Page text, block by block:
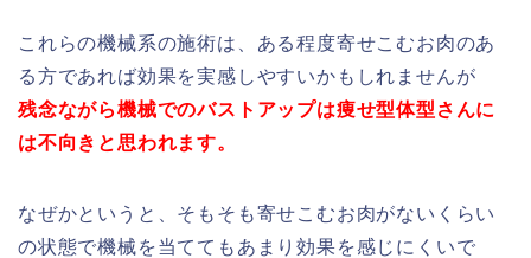
これらの機械系の施術は、ある程度寄せこむお肉のあ
る方であれば効果を実感しやすいかもしれませんが
残念ながら機械でのバストアップは痩せ型体型さんに
は不向きと思われます。
なぜかというと、そもそも寄せこむお肉がないくらい
の状態で機械を当ててもあまり効果を感じにくいで